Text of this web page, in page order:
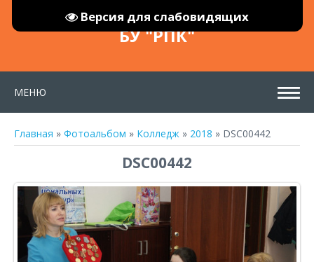
Версия для слабовидящих
БУ "РПК"
МЕНЮ
Главная » Фотоальбом » Колледж » 2018 » DSC00442
DSC00442